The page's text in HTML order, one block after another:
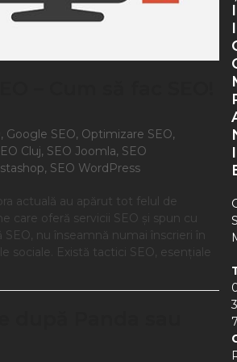
, Google SEO, Optimizare SEO,
Cluj, SEO Joomla, SEO
, SEO WordPress
actuală au apărut tot felul de
care oferă servicii SEO şi spun cu
nu înseamnă numai înscrieri în
sociale. Există tactici SEO, esenţiale
I
I
I